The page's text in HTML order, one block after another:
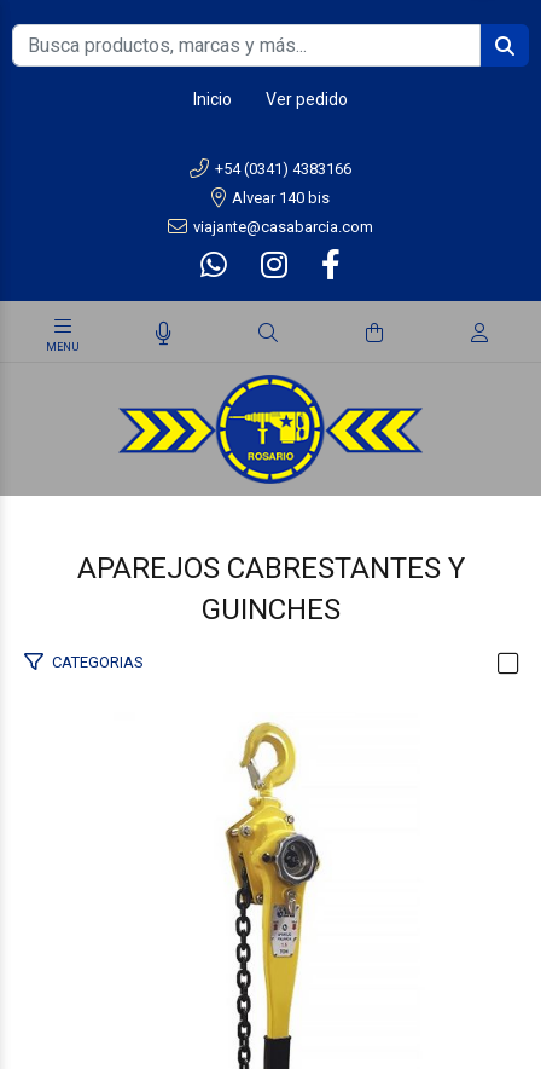
Inicio Ver pedido
+54 (0341) 4383166
Alvear 140 bis
viajante@casabarcia.com
APAREJOS CABRESTANTES Y
GUINCHES
CATEGORIAS